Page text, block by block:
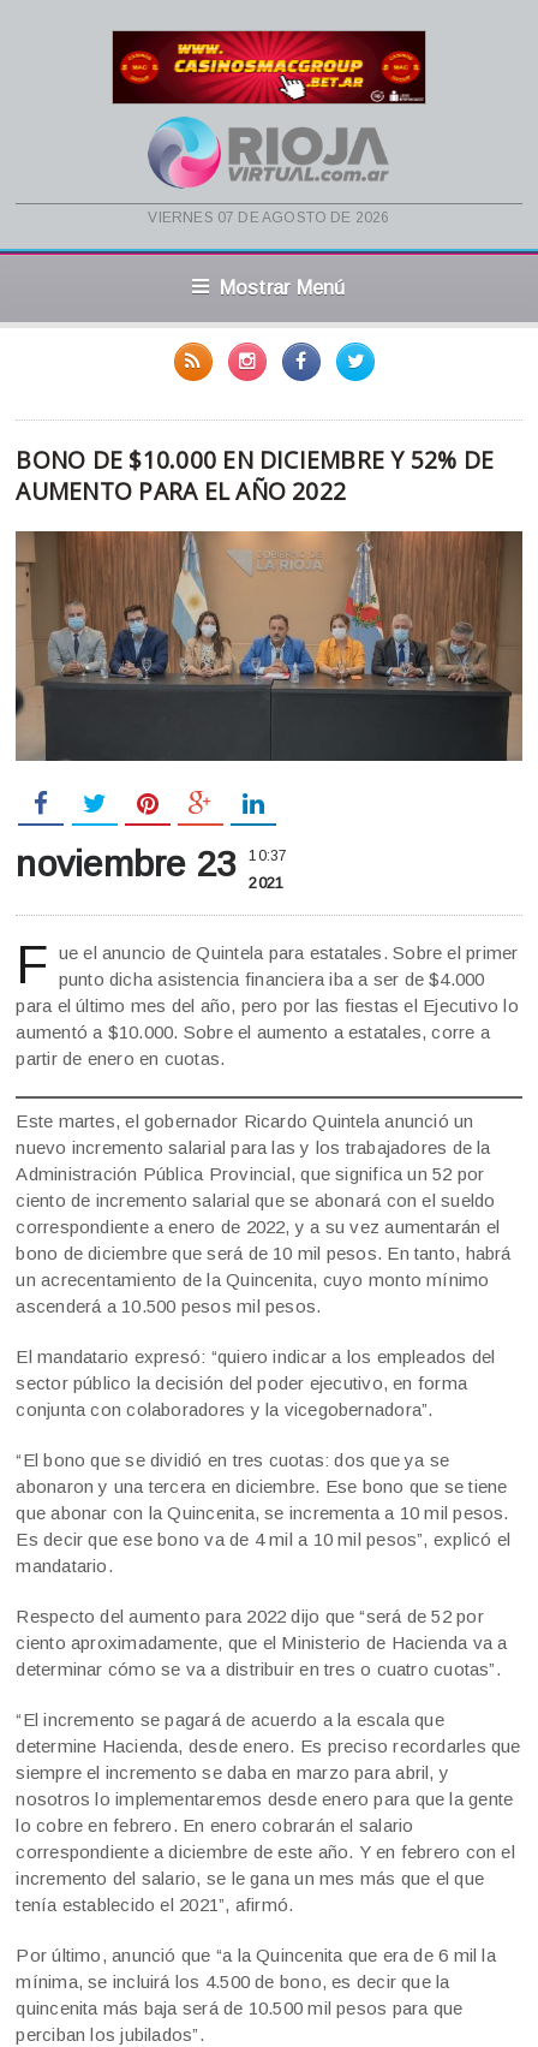
viernes 07 de agosto de 2026
Mostrar Menú
BONO DE $10.000 EN DICIEMBRE Y 52% DE
AUMENTO PARA EL AÑO 2022
noviembre 23 10:37
2021
F ue el anuncio de Quintela para estatales. Sobre el primer
punto dicha asistencia financiera iba a ser de $4.000
para el último mes del año, pero por las fiestas el Ejecutivo lo
aumentó a $10.000. Sobre el aumento a estatales, corre a
partir de enero en cuotas.
Este martes, el gobernador Ricardo Quintela anunció un
nuevo incremento salarial para las y los trabajadores de la
Administración Pública Provincial, que significa un 52 por
ciento de incremento salarial que se abonará con el sueldo
correspondiente a enero de 2022, y a su vez aumentarán el
bono de diciembre que será de 10 mil pesos. En tanto, habrá
un acrecentamiento de la Quincenita, cuyo monto mínimo
ascenderá a 10.500 pesos mil pesos.
El mandatario expresó: “quiero indicar a los empleados del
sector público la decisión del poder ejecutivo, en forma
conjunta con colaboradores y la vicegobernadora”.
“El bono que se dividió en tres cuotas: dos que ya se
abonaron y una tercera en diciembre. Ese bono que se tiene
que abonar con la Quincenita, se incrementa a 10 mil pesos.
Es decir que ese bono va de 4 mil a 10 mil pesos”, explicó el
mandatario.
Respecto del aumento para 2022 dijo que “será de 52 por
ciento aproximadamente, que el Ministerio de Hacienda va a
determinar cómo se va a distribuir en tres o cuatro cuotas”.
“El incremento se pagará de acuerdo a la escala que
determine Hacienda, desde enero. Es preciso recordarles que
siempre el incremento se daba en marzo para abril, y
nosotros lo implementaremos desde enero para que la gente
lo cobre en febrero. En enero cobrarán el salario
correspondiente a diciembre de este año. Y en febrero con el
incremento del salario, se le gana un mes más que el que
tenía establecido el 2021”, afirmó.
Por último, anunció que “a la Quincenita que era de 6 mil la
mínima, se incluirá los 4.500 de bono, es decir que la
quincenita más baja será de 10.500 mil pesos para que
perciban los jubilados”.